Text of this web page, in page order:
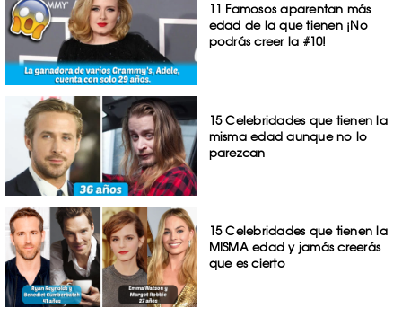
11 Famosos aparentan más
edad de la que tienen ¡No
podrás creer la #10!
15 Celebridades que tienen la
misma edad aunque no lo
parezcan
15 Celebridades que tienen la
MISMA edad y jamás creerás
que es cierto